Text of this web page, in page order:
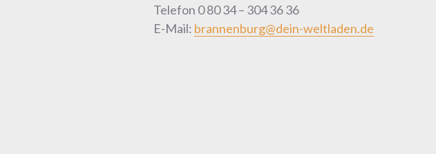
Telefon 0 80 34 – 304 36 36
E-Mail: brannenburg@dein-weltladen.de